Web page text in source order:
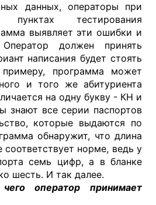
данных, операторы при
тестирования
выявляет эти ошибки и
должен принять
написания будет стоять
программа может
и того же абитуриента
на одну букву - КН и
знают все серии паспортов
которые выдаются по
обнаружит, что длина
соответствует норме, ведь у
семь цифр, а в бланке
шесть. И так далее.
оператор принимает